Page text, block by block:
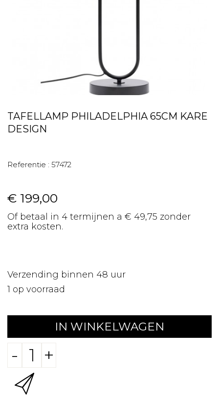
TAFELLAMP PHILADELPHIA 65CM KARE
DESIGN
Referentie : 57472
€ 199,00
Of betaal in 4 termijnen a € 49,75 zonder
extra kosten.
Verzending binnen 48 uur
1 op voorraad
IN WINKELWAGEN
- +